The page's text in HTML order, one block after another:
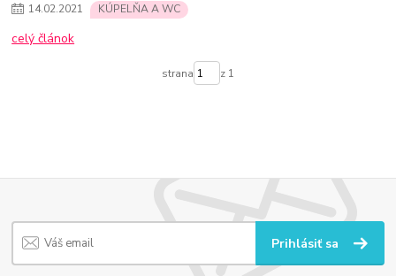
14.02.2021 KÚPELŇA A WC
celý článok
strana z 1
Prihlásiť sa